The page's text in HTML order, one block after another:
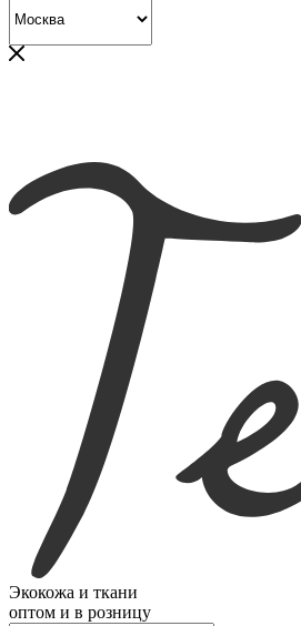
Экокожа и ткани
оптом и в розницу